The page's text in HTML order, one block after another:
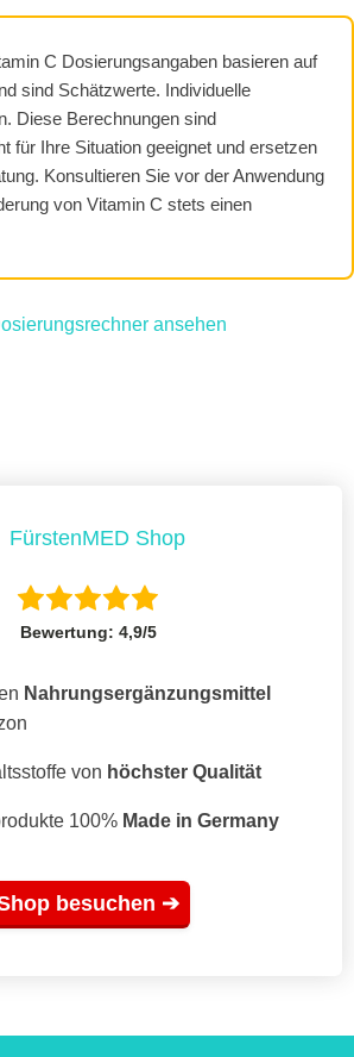
C Dosierungsangaben basieren auf
sind Schätzwerte. Individuelle
Diese Berechnungen sind
für Ihre Situation geeignet und ersetzen
Konsultieren Sie vor der Anwendung
von Vitamin C stets einen
ansehen
Bewertung: 4,9/5
Nahrungsergänzungsmittel
von höchster Qualität
100% Made in Germany
besuchen ➔